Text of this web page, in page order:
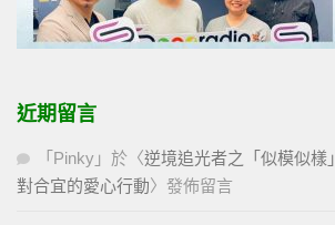
近期留言
「 Pinky 」於〈逆境追光者之「似模似樣
對合宜的愛心行動〉發佈留言